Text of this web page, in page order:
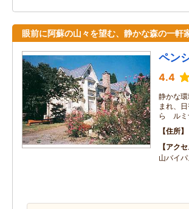
眼前に阿蘇の山々を望む、静かな森の一軒
ペン
4.4
静かな
まれ、
ら ルミ
住所
アクセ
山バイ